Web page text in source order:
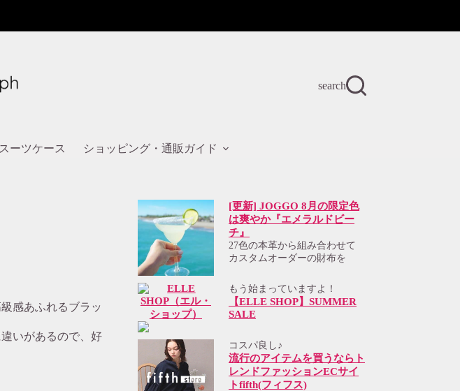
search
ーツケース ショッピング・通販ガイド
感あふれるブラッ
いがあるので、好
[更新] JOGGO 8月の限定色
は爽やか『エメラルドビー
チ』
27色の本革から組み合わせて
カスタムオーダーの財布を
もう始まっていますよ！
【ELLE SHOP】SUMMER
SALE
コスパ良し♪
流行のアイテムを買うならト
レンドファッションECサイ
トfifth(フィフス)